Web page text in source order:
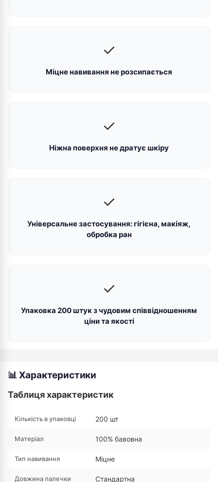
✓
Міцне навивання не розсипається
✓
Ніжна поверхня не дратує шкіру
✓
Універсальне застосування: гігієна, макіяж,
обробка ран
✓
Упаковка 200 штук з чудовим співвідношенням
ціни та якості
📊 Характеристики
Таблиця характеристик
Кількість в упаковці 200 шт
Матеріал 100% бавовна
Тип навивання Міцне
Довжина палечки Стандартна